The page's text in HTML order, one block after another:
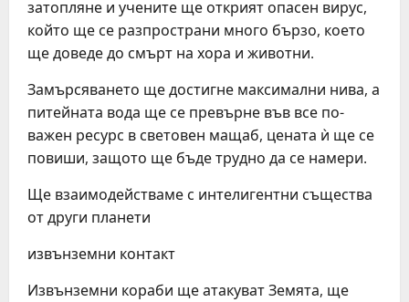
затопляне и учените ще открият опасен вирус,
който ще се разпространи много бързо, което
ще доведе до смърт на хора и животни.
Замърсяването ще достигне максимални нива, а
питейната вода ще се превърне във все по-
важен ресурс в световен мащаб, цената ѝ ще се
повиши, защото ще бъде трудно да се намери.
Ще взаимодействаме с интелигентни същества
от други планети
извънземни контакт
Извънземни кораби ще атакуват Земята, ще